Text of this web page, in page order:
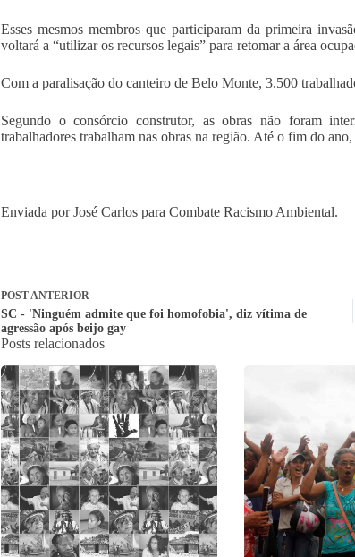
Esses mesmos membros que participaram da primeira
voltará a “utilizar os recursos legais” para retomar a área
Com a paralisação do canteiro de Belo Monte, 3.500
Segundo o consórcio construtor, as obras não foram
trabalhadores trabalham nas obras na região. Até o fim do
–
Enviada por José Carlos para Combate Racismo Ambiental.
POSTANTERIOR
SC - 'Ninguém admite que foi homofobia', diz vítima de
agressão após beijo gay
Posts relacionados